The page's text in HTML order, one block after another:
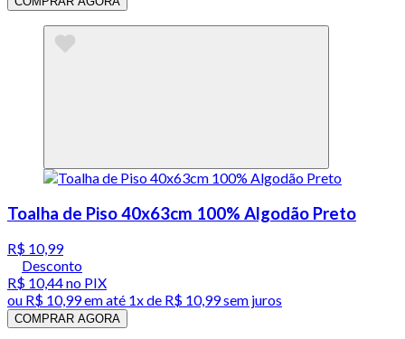
Toalha de Piso 40x63cm 100% Algodão Preto
R$ 10,99
Desconto
R$ 10,44no PIX
ou R$ 10,99em até 1x de R$ 10,99sem juros
COMPRAR AGORA